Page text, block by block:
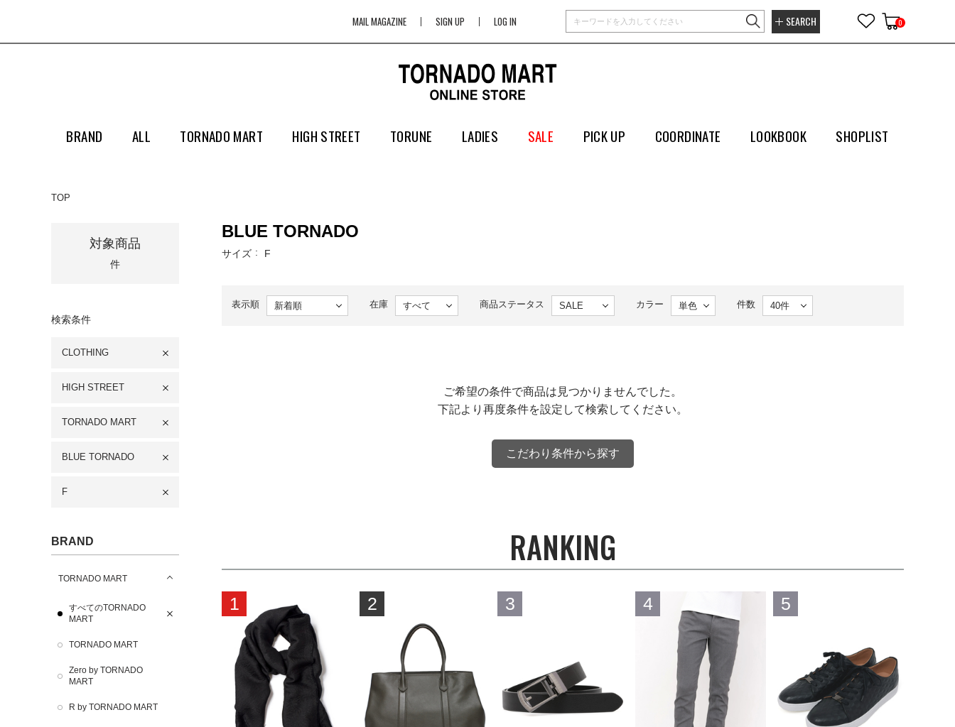
MAIL MAGAZINE SIGN UP LOG IN SEARCH 0
BRAND ALL TORNADO MART HIGH STREET TORUNE LADIES SALE PICK UP COORDINATE LOOKBOOK SHOPLIST
TOP
対象商品
件
検索条件
CLOTHING
HIGH STREET
TORNADO MART
BLUE TORNADO
F
BRAND
TORNADO MART
すべてのTORNADO
MART
TORNADO MART
Zero by TORNADO
MART
R by TORNADO MART
BLUE TORNADO
サイズ F
表示順 在庫 商品ステータス カラー 件数
ご希望の条件で商品は見つかりませんでした。
下記より再度条件を設定して検索してください。
こだわり条件から探す
RANKING
1 2 3 4 5